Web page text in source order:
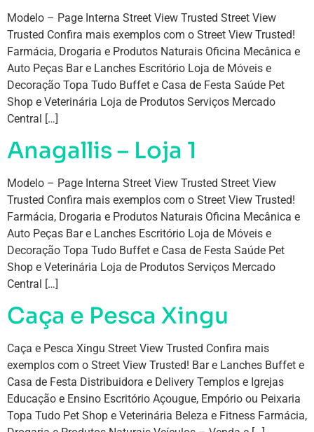
Modelo – Page Interna Street View Trusted Street View
Trusted Confira mais exemplos com o Street View Trusted!
Farmácia, Drogaria e Produtos Naturais Oficina Mecânica e
Auto Peças Bar e Lanches Escritório Loja de Móveis e
Decoração Topa Tudo Buffet e Casa de Festa Saúde Pet
Shop e Veterinária Loja de Produtos Serviços Mercado
Central […]
Anagallis – Loja 1
Modelo – Page Interna Street View Trusted Street View
Trusted Confira mais exemplos com o Street View Trusted!
Farmácia, Drogaria e Produtos Naturais Oficina Mecânica e
Auto Peças Bar e Lanches Escritório Loja de Móveis e
Decoração Topa Tudo Buffet e Casa de Festa Saúde Pet
Shop e Veterinária Loja de Produtos Serviços Mercado
Central […]
Caça e Pesca Xingu
Caça e Pesca Xingu Street View Trusted Confira mais
exemplos com o Street View Trusted! Bar e Lanches Buffet e
Casa de Festa Distribuidora e Delivery Templos e Igrejas
Educação e Ensino Escritório Açougue, Empório ou Peixaria
Topa Tudo Pet Shop e Veterinária Beleza e Fitness Farmácia,